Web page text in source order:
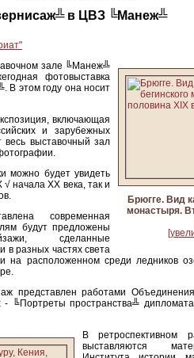
в ЦВЗ ╚Манеж╩
Брюгге. Вид
монастыря.
зале ╚Манеж╩
фотовыставка
В этом году она носит
включающая
и зарубежных
выставочный зал
можно будет увидеть
√ начала ХХ века, так и
современная
будут предложены
сделанные
разных частях света
расположенном среди ледников
представлен работами
- ╚Портреты пространства╩
В ретроспективном
выставляются